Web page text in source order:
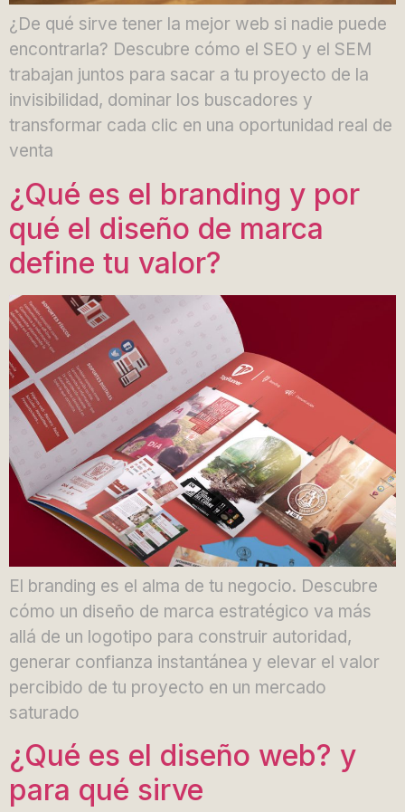
¿De qué sirve tener la mejor web si nadie puede
encontrarla? Descubre cómo el SEO y el SEM
trabajan juntos para sacar a tu proyecto de la
invisibilidad, dominar los buscadores y
transformar cada clic en una oportunidad real de
venta
¿Qué es el branding y por
qué el diseño de marca
define tu valor?
El branding es el alma de tu negocio. Descubre
cómo un diseño de marca estratégico va más
allá de un logotipo para construir autoridad,
generar confianza instantánea y elevar el valor
percibido de tu proyecto en un mercado
saturado
¿Qué es el diseño web? y
para qué sirve